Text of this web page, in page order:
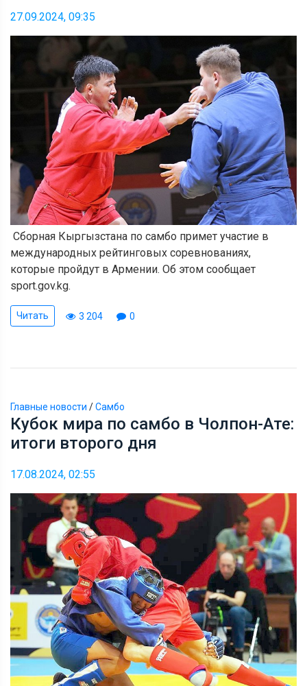
27.09.2024, 09:35
Сборная Кыргызстана по самбо примет участие в
международных рейтинговых соревнованиях,
которые пройдут в Армении. Об этом сообщает
sport.gov.kg.
Читать 3 204 0
Главные новости /Самбо
Кубок мира по самбо в Чолпон-Ате:
итоги второго дня
17.08.2024, 02:55